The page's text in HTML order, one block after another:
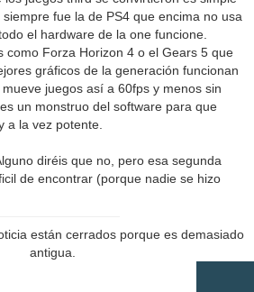
fue la de PS4 que encima no usa
el hardware de la one funcione.
como Forza Horizon 4 o el Gears 5 que
gráficos de la generación funcionan
juegos así a 60fps y menos sin
un monstruo del software para que
a la vez potente.
diréis que no, pero esa segunda
de encontrar (porque nadie se hizo
están cerrados porque es demasiado
antigua.